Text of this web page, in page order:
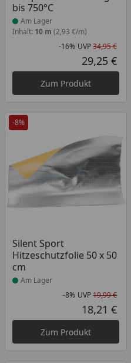
bis 750°C
Am Lager
Inhalt: 10 m (2,93 €/m)
-16% UVP34,95 €
29,25 €
Zum Produkt
-8%
Silent Sport
Hitzeschutzfolie 50 x 50
cm
Produkt am Lager
Am Lager
-8% UVP19,99 €
18,21 €
Zum Produkt